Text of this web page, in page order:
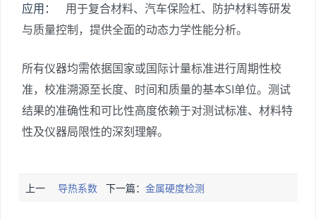
应用：
用于复合材料、汽车保险杠、防护材料等研发
与质量控制，提供全面的动态力学性能分析。
所有仪器均需依据国家或国际计量标准进行周期性校
准，校准溯源至长度、时间和质量的基本SI单位。测试
结果的准确性和可比性高度依赖于对测试标准、材料特
性及仪器局限性的深刻理解。
上一 导热系数 下一篇：金属硬度检测